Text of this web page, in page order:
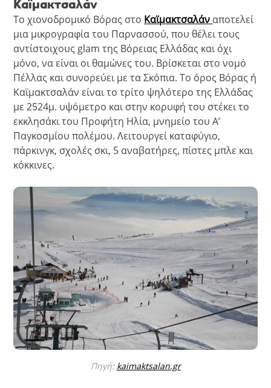
Καϊμακτσαλάν
Το χιονοδρομικό Βόρας στο Καϊμακτσαλάν αποτελεί
μια μικρογραφία του Παρνασσού, που θέλει τους
αντίστοιχους glam της Βόρειας Ελλάδας και όχι
μόνο, να είναι οι θαμώνες του. Βρίσκεται στο νομό
Πέλλας και συνορεύει με τα Σκόπια. Το όρος Βόρας ή
Καϊμακτσαλάν είναι το τρίτο ψηλότερο της Ελλάδας
με 2524μ. υψόμετρο και στην κορυφή του στέκει το
εκκλησάκι του Προφήτη Ηλία, μνημείο του Α’
Παγκοσμίου πολέμου. Λειτουργεί καταφύγιο,
πάρκινγκ, σχολές σκι, 5 αναβατήρες, πίστες μπλε και
κόκκινες.
Πηγή: kaimaktsalan.gr